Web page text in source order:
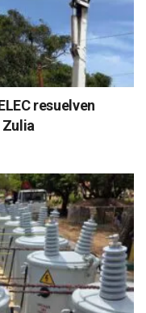
resuelven